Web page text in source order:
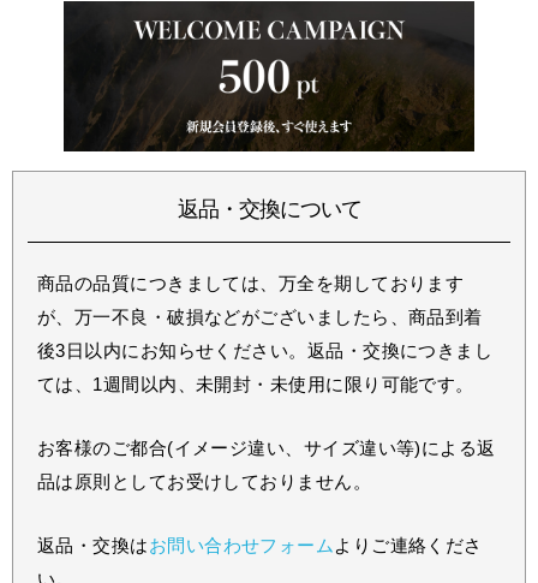
返品・交換について
商品の品質につきましては、万全を期しております
が、万一不良・破損などがございましたら、商品到着
後3日以内にお知らせください。返品・交換につきまし
ては、1週間以内、未開封・未使用に限り可能です。
お客様のご都合(イメージ違い、サイズ違い等)による返
品は原則としてお受けしておりません。
返品・交換はお問い合わせフォーム よりご連絡くださ